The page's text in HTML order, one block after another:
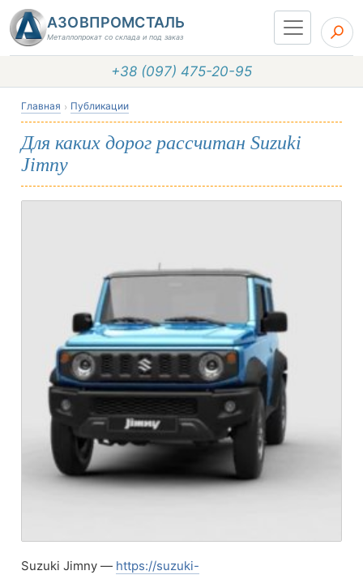
АЗОВПРОМСТАЛЬ
Металлопрокат со склада и под заказ
+38 (097) 475-20-95
Главная Публикации
Для каких дорог рассчитан Suzuki
Jimny
Suzuki Jimny — https://suzuki-